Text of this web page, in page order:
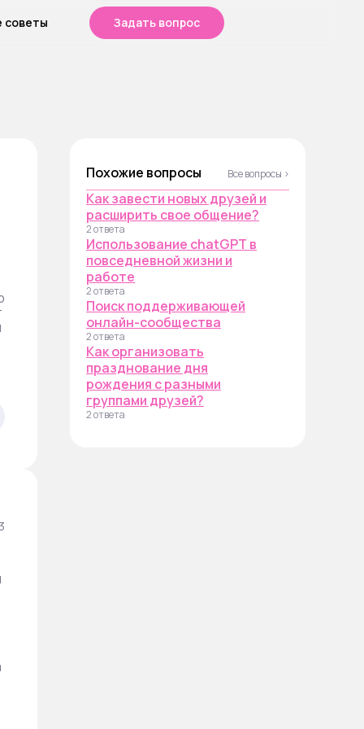
советы Задать вопрос
Похожие вопросы Все вопросы ›
Как завести новых друзей и
расширить свое общение?
2 ответа
Использование chatGPT в
повседневной жизни и
работе
2 ответа
Поиск поддерживающей
онлайн-сообщества
2 ответа
Как организовать
празднование дня
рождения с разными
группами друзей?
2 ответа